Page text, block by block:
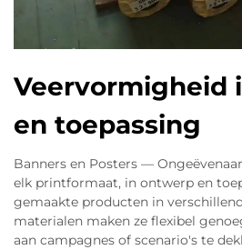
Veervormigheid
en toepassing
Banners en Posters —
elk printformaat, in ontwerp en
gemaakte producten in
materialen maken ze flexibel
aan campagnes of scenario's te